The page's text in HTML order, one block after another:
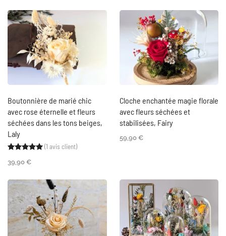
Boutonnière de marié chic
avec rose éternelle et fleurs
séchées dans les tons beiges,
Laly
Noté 5.00sur 5 basé sur
1
(1 avis client)
39,90 €
Cloche enchantée magie florale
avec fleurs séchées et
stabilisées, Fairy
59,90 €